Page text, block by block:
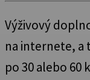
Výživový
na internete, a
po 30 alebo 60